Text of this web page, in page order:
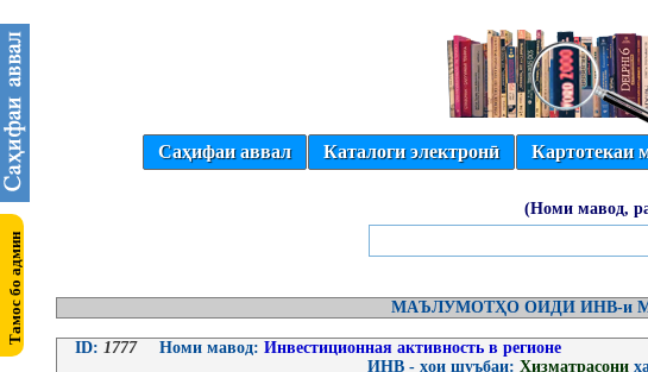
Саҳифаи аввал Каталоги электронӣ Картотекаи
(Номи мавод,
МАЪЛУМОТҲО ОИДИ ИНВ-и
ID: 1777 Номи мавод: Инвестиционная активность в регионе
ИНВ - ҳои шуъбаи: Хизматрасони